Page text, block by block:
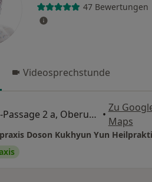
47 Bewertungen
Videosprechstunde
Holzweg-Passage 2 a, Oberursel •
Zu
Maps
Doson Kukhyun Yun